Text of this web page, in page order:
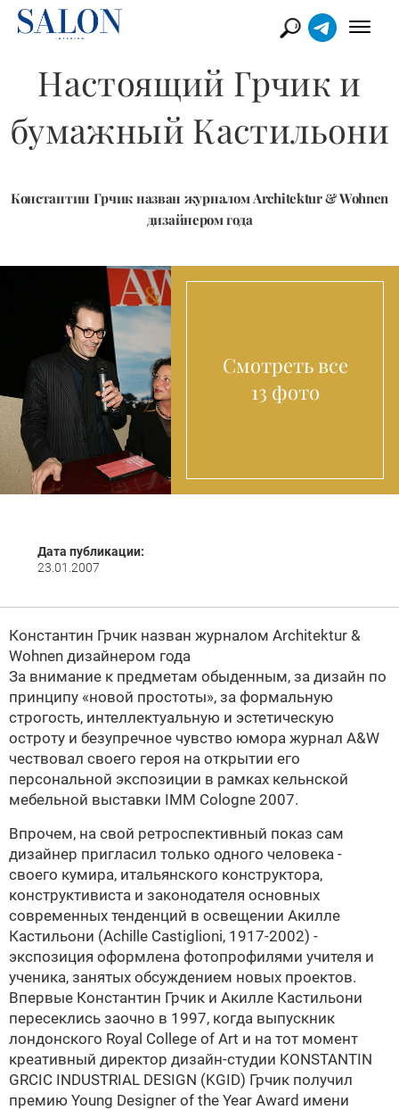
Настоящий Грчик и
бумажный Кастильони
Константин Грчик назван журналом Architektur & Wohnen
дизайнером года
Смотреть все
13 фото
Дата публикации:
23.01.2007
Константин Грчик назван журналом Architektur &
Wohnen дизайнером года
За внимание к предметам обыденным, за дизайн по
принципу «новой простоты», за формальную
строгость, интеллектуальную и эстетическую
остроту и безупречное чувство юмора журнал A&W
чествовал своего героя на открытии его
персональной экспозиции в рамках кельнской
мебельной выставки IMM Cologne 2007.
Впрочем, на свой ретроспективный показ сам
дизайнер пригласил только одного человека -
своего кумира, итальянского конструктора,
конструктивиста и законодателя основных
современных тенденций в освещении Акилле
Кастильони (Achille Castiglioni, 1917-2002) -
экспозиция оформлена фотопрофилями учителя и
ученика, занятых обсуждением новых проектов.
Впервые Константин Грчик и Акилле Кастильони
пересеклись заочно в 1997, когда выпускник
лондонского Royal College of Art и на тот момент
креативный директор дизайн-студии KONSTANTIN
GRCIC INDUSTRIAL DESIGN (KGID) Грчик получил
премию Young Designer of the Year Award имени